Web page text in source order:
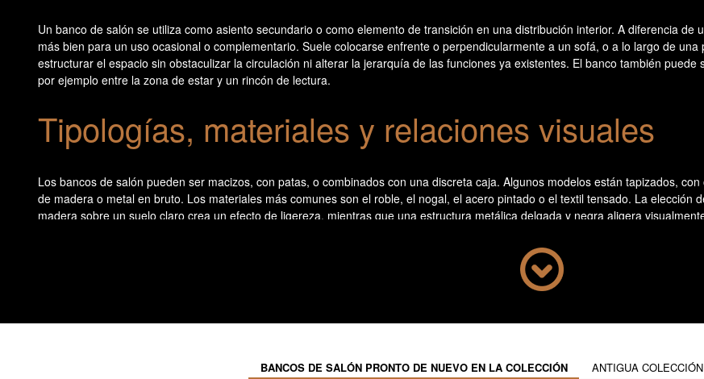
Un banco de salón se utiliza como asiento secundario o como elemento de transición en una distribución interior. A diferencia
más bien para un uso ocasional o complementario. Suele colocarse enfrente o perpendicularmente a un sofá, o a lo largo de
estructurar el espacio sin obstaculizar la circulación ni alterar la jerarquía de las funciones ya existentes. El banco también
por ejemplo entre la zona de estar y un rincón de lectura.
Tipologías, materiales y relaciones visuales
Los bancos de salón pueden ser macizos, con patas, o combinados con una discreta caja. Algunos modelos están tapizados,
de madera o metal en bruto. Los materiales más comunes son el roble, el nogal, el acero pintado o el textil tensado. La elección
madera sobre un suelo claro crea un efecto de ligereza, mientras que una estructura metálica delgada y negra aligera
Usos complementarios y vínculos con el
dimensiones disponibles para no comprometer las distancias de paso. Integrar un banco en la distribución del salón introduce
BANCOS DE SALÓN PRONTO DE NUEVO EN LA COLECCIÓN ANTIGUA